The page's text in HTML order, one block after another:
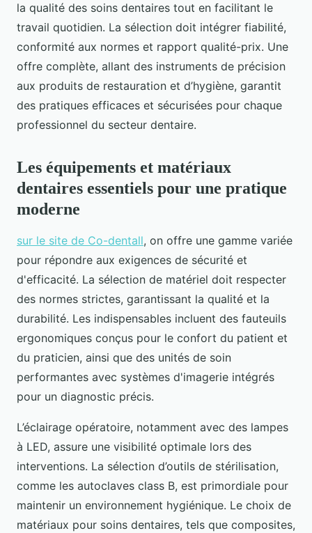
la qualité des soins dentaires tout en facilitant le
travail quotidien. La sélection doit intégrer fiabilité,
conformité aux normes et rapport qualité-prix. Une
offre complète, allant des instruments de précision
aux produits de restauration et d’hygiène, garantit
des pratiques efficaces et sécurisées pour chaque
professionnel du secteur dentaire.
Les équipements et matériaux
dentaires essentiels pour une pratique
moderne
sur le site de Co-dentall, on offre une gamme variée
pour répondre aux exigences de sécurité et
d'efficacité. La sélection de matériel doit respecter
des normes strictes, garantissant la qualité et la
durabilité. Les indispensables incluent des fauteuils
ergonomiques conçus pour le confort du patient et
du praticien, ainsi que des unités de soin
performantes avec systèmes d'imagerie intégrés
pour un diagnostic précis.
L’éclairage opératoire, notamment avec des lampes
à LED, assure une visibilité optimale lors des
interventions. La sélection d’outils de stérilisation,
comme les autoclaves class B, est primordiale pour
maintenir un environnement hygiénique. Le choix de
matériaux pour soins dentaires, tels que composites,